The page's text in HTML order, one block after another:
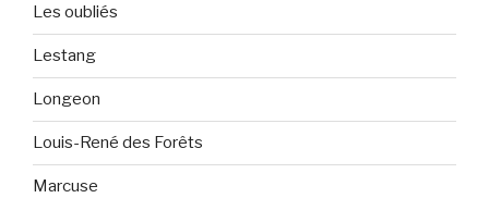
Les oubliés
Lestang
Longeon
Louis-René des Forêts
Marcuse